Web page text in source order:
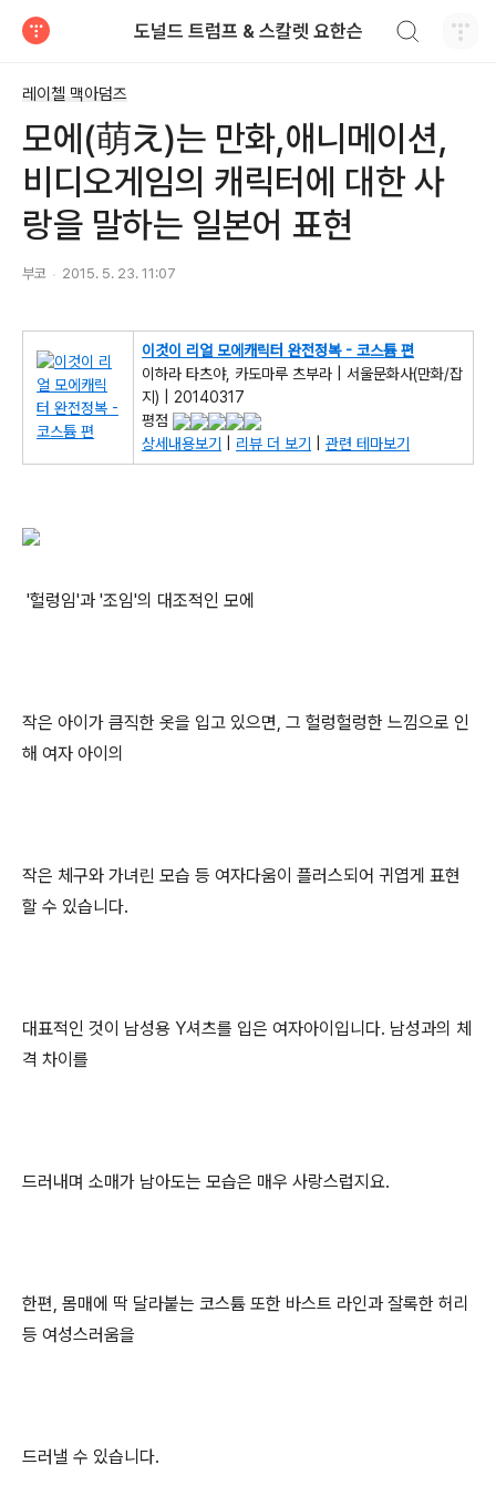
도널드 트럼프 & 스칼렛 요한슨
레이첼 맥아덤즈
모에(萌え)는 만화,애니메이션,
비디오게임의 캐릭터에 대한 사
랑을 말하는 일본어 표현
부코 2015. 5. 23. 11:07
이것이 리얼 모에캐릭터 완전정복 - 코스튬 편
이하라 타츠야, 카도마루 츠부라 | 서울문화사(만화/잡
지) | 20140317
평점
상세내용보기
리뷰 더 보기 관련 테마보기
'헐렁임'과 '조임'의 대조적인 모에
작은 아이가 큼직한 옷을 입고 있으면, 그 헐렁헐렁한 느낌으로 인
해 여자 아이의
작은 체구와 가녀린 모습 등 여자다움이 플러스되어 귀엽게 표현
할 수 있습니다.
대표적인 것이 남성용 Y셔츠를 입은 여자아이입니다. 남성과의 체
격 차이를
드러내며 소매가 남아도는 모습은 매우 사랑스럽지요.
한편, 몸매에 딱 달라붙는 코스튬 또한 바스트 라인과 잘록한 허리
등 여성스러움을
드러낼 수 있습니다.